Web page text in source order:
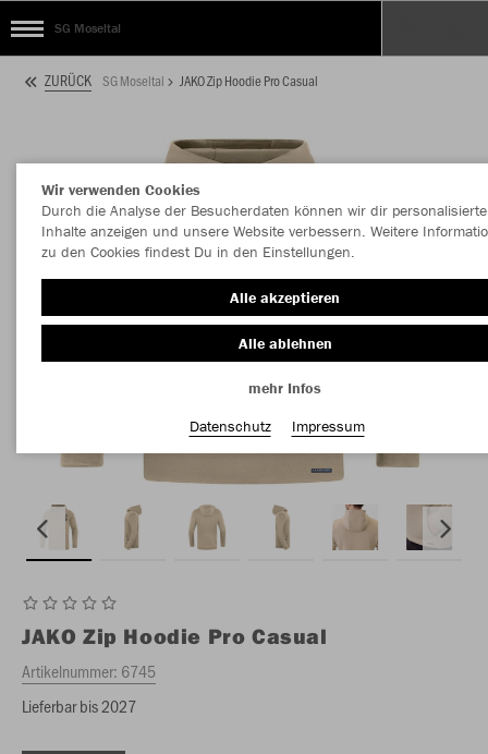
SG Moseltal
ZURÜCK SG Moseltal JAKO Zip Hoodie Pro Casual
JAKO Zip Hoodie Pro Casual
Artikelnummer: 6745
Lieferbar bis 2027
Wir verwenden Cookies
Durch die Analyse der Besucherdaten können wir dir personalisierte
Inhalte anzeigen und unsere Website verbessern. Weitere
zu den Cookies findest Du in den Einstellungen.
Alle akzeptieren
Alle ablehnen
mehr Infos
Datenschutz
Impressum